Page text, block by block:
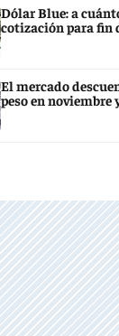
Dólar Blue: a
cotización para fin
El mercado
peso en noviembre